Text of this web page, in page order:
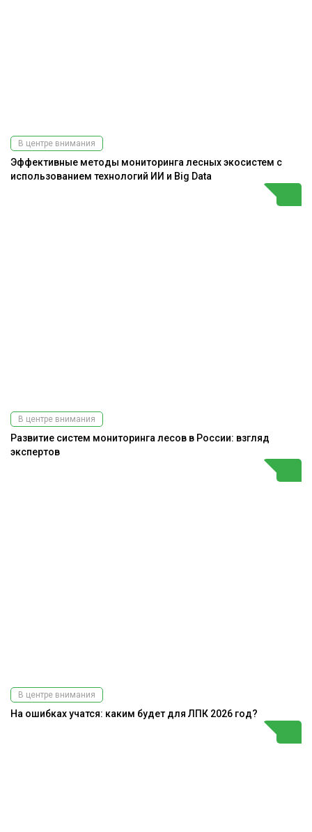
В центре внимания
Эффективные методы мониторинга лесных экосистем с
использованием технологий ИИ и Big Data
В центре внимания
Развитие систем мониторинга лесов в России: взгляд
экспертов
В центре внимания
На ошибках учатся: каким будет для ЛПК 2026 год?